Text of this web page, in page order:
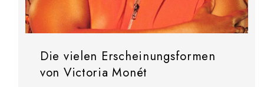
Die vielen Erscheinungsformen
von Victoria Monét